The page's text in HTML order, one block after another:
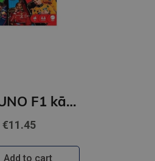
Spēle UNO F1 kārtis
€11.45
Add to cart